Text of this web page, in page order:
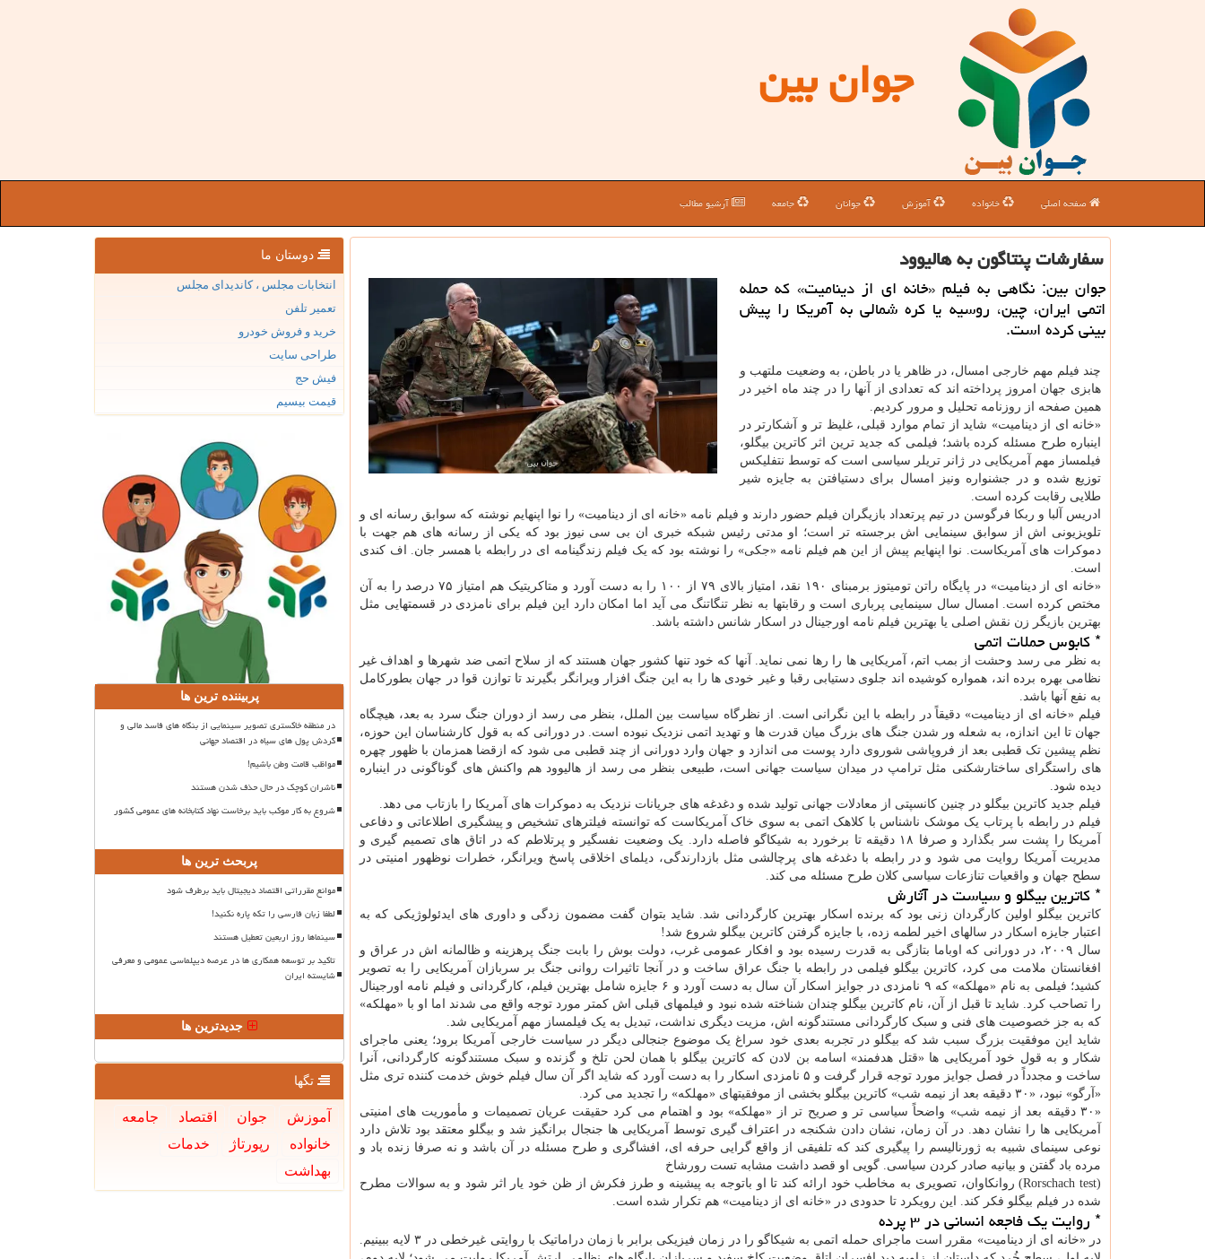
جوان بین
صفحه اصلی خانواده آموزش جوانان جامعه آرشیو مطالب
سفارشات پنتاگون به هالیوود
جوان بین: نگاهی به فیلم «خانه ای از دینامیت» که حمله
اتمی ایران، چین، روسیه یا کره شمالی به آمریکا را پیش
بینی کرده است.
چند فیلم مهم خارجی امسال، در ظاهر یا در باطن، به وضعیت ملتهب و
هابزی جهان امروز پرداخته اند که تعدادی از آنها را در چند ماه اخیر در
همین صفحه از روزنامه تحلیل و مرور کردیم.
«خانه ای از دینامیت» شاید از تمام موارد قبلی، غلیظ تر و آشکارتر در
اینباره طرح مسئله کرده باشد؛ فیلمی که جدید ترین اثر کاترین بیگلو،
فیلمساز مهم آمریکایی در ژانر تریلر سیاسی است که توسط نتفلیکس
توزیع شده و در جشنواره ونیز امسال برای دستیافتن به جایزه شیر
طلایی رقابت کرده است.
ادریس آلبا و ربکا فرگوسن در تیم پرتعداد بازیگران فیلم حضور دارند و فیلم نامه «خانه ای از دینامیت» را نوا اپنهایم نوشته که سوابق رسانه ای و
تلویزیونی اش از سوابق سینمایی اش برجسته تر است؛ او مدتی رئیس شبکه خبری ان بی سی نیوز بود که یکی از رسانه های هم جهت با
دموکرات های آمریکاست. نوا اپنهایم پیش از این هم فیلم نامه «جکی» را نوشته بود که یک فیلم زندگینامه ای در رابطه با همسر جان. اف کندی
است.
«خانه ای از دینامیت» در پایگاه راتن تومیتوز برمبنای ۱۹۰ نقد، امتیاز بالای ۷۹ از ۱۰۰ را به دست آورد و متاکریتیک هم امتیاز ۷۵ درصد را به آن
مختص کرده است. امسال سال سینمایی پرباری است و رقابتها به نظر تنگاتنگ می آید اما امکان دارد این فیلم برای نامزدی در قسمتهایی مثل
بهترین بازیگر زن نقش اصلی یا بهترین فیلم نامه اورجینال در اسکار شانس داشته باشد.
* کابوس حملات اتمی
به نظر می رسد وحشت از بمب اتم، آمریکایی ها را رها نمی نماید. آنها که خود تنها کشور جهان هستند که از سلاح اتمی ضد شهرها و اهداف غیر
نظامی بهره برده اند، همواره کوشیده اند جلوی دستیابی رقبا و غیر خودی ها را به این جنگ افزار ویرانگر بگیرند تا توازن قوا در جهان بطورکامل
به نفع آنها باشد.
فیلم «خانه ای از دینامیت» دقیقاً در رابطه با این نگرانی است. از نظرگاه سیاست بین الملل، بنظر می رسد از دوران جنگ سرد به بعد، هیچگاه
جهان تا این اندازه، به شعله ور شدن جنگ های بزرگ میان قدرت ها و تهدید اتمی نزدیک نبوده است. در دورانی که به قول کارشناسان این حوزه،
نظم پیشین تک قطبی بعد از فروپاشی شوروی دارد پوست می اندازد و جهان وارد دورانی از چند قطبی می شود که ازقضا همزمان با ظهور چهره
های راستگرای ساختارشکنی مثل ترامپ در میدان سیاست جهانی است، طبیعی بنظر می رسد از هالیوود هم واکنش های گوناگونی در اینباره
دیده شود.
فیلم جدید کاترین بیگلو در چنین کانسپتی از معادلات جهانی تولید شده و دغدغه های جریانات نزدیک به دموکرات های آمریکا را بازتاب می دهد.
فیلم در رابطه با پرتاب یک موشک ناشناس با کلاهک اتمی به سوی خاک آمریکاست که توانسته فیلترهای تشخیص و پیشگیری اطلاعاتی و دفاعی
آمریکا را پشت سر بگذارد و صرفا ۱۸ دقیقه تا برخورد به شیکاگو فاصله دارد. یک وضعیت نفسگیر و پرتلاطم که در اتاق های تصمیم گیری و
مدیریت آمریکا روایت می شود و در رابطه با دغدغه های پرچالشی مثل بازدارندگی، دیلمای اخلاقی پاسخ ویرانگر، خطرات نوظهور امنیتی در
سطح جهان و واقعیات تنازعات سیاسی کلان طرح مسئله می کند.
* کاترین بیگلو و سیاست در آثارش
کاترین بیگلو اولین کارگردان زنی بود که برنده اسکار بهترین کارگردانی شد. شاید بتوان گفت مضمون زدگی و داوری های ایدئولوژیکی که به
اعتبار جایزه اسکار در سالهای اخیر لطمه زده، با جایزه گرفتن کاترین بیگلو شروع شد!
سال ۲۰۰۹، در دورانی که اوباما بتازگی به قدرت رسیده بود و افکار عمومی غرب، دولت بوش را بابت جنگ پرهزینه و ظالمانه اش در عراق و
افغانستان ملامت می کرد، کاترین بیگلو فیلمی در رابطه با جنگ عراق ساخت و در آنجا تاثیرات روانی جنگ بر سربازان آمریکایی را به تصویر
کشید؛ فیلمی به نام «مهلکه» که ۹ نامزدی در جوایز اسکار آن سال به دست آورد و ۶ جایزه شامل بهترین فیلم، کارگردانی و فیلم نامه اورجینال
را تصاحب کرد. شاید تا قبل از آن، نام کاترین بیگلو چندان شناخته شده نبود و فیلمهای قبلی اش کمتر مورد توجه واقع می شدند اما او با «مهلکه»
که به جز خصوصیت های فنی و سبک کارگردانی مستندگونه اش، مزیت دیگری نداشت، تبدیل به یک فیلمساز مهم آمریکایی شد.
شاید این موفقیت بزرگ سبب شد که بیگلو در تجربه بعدی خود سراغ یک موضوع جنجالی دیگر در سیاست خارجی آمریکا برود؛ یعنی ماجرای
شکار و به قول خود آمریکایی ها «قتل هدفمند» اسامه بن لادن که کاترین بیگلو با همان لحن تلخ و گزنده و سبک مستندگونه کارگردانی، آنرا
ساخت و مجدداً در فصل جوایز مورد توجه قرار گرفت و ۵ نامزدی اسکار را به دست آورد که شاید اگر آن سال فیلم خوش خدمت کننده تری مثل
«آرگو» نبود، «۳۰ دقیقه بعد از نیمه شب» کاترین بیگلو بخشی از موفقیتهای «مهلکه» را تجدید می کرد.
«۳۰ دقیقه بعد از نیمه شب» واضحاً سیاسی تر و صریح تر از «مهلکه» بود و اهتمام می کرد حقیقت عریان تصمیمات و مأموریت های امنیتی
آمریکایی ها را نشان دهد. در آن زمان، نشان دادن شکنجه در اعتراف گیری توسط آمریکایی ها جنجال برانگیز شد و بیگلو معتقد بود تلاش دارد
نوعی سینمای شبیه به ژورنالیسم را پیگیری کند که تلفیقی از واقع گرایی حرفه ای، افشاگری و طرح مسئله در آن باشد و نه صرفا زنده باد و
مرده باد گفتن و بیانیه صادر کردن سیاسی. گویی او قصد داشت مشابه تست رورشاخ
(Rorschach test) روانکاوان، تصویری به مخاطب خود ارائه کند تا او باتوجه به پیشینه و طرز فکرش از ظن خود یار اثر شود و به سوالات مطرح
شده در فیلم بیگلو فکر کند. این رویکرد تا حدودی در «خانه ای از دینامیت» هم تکرار شده است.
* روایت یک فاجعه انسانی در ۳ پرده
در «خانه ای از دینامیت» مقرر است ماجرای حمله اتمی به شیکاگو را در زمان فیزیکی برابر با زمان دراماتیک با روایتی غیرخطی در ۳ لایه ببینیم.
دوستان ما
انتخابات مجلس ، کاندیدای مجلس
تعمیر تلفن
خرید و فروش خودرو
طراحی سایت
فیش حج
قیمت بیسیم
پربیننده ترین ها
در منطقه خاکستری تصویر سینمایی از بنگاه های فاسد مالی و
گردش پول های سیاه در اقتصاد جهانی
مواظب قامت وطن باشیم!
ناشران کوچک در حال حذف شدن هستند
شروع به کار موکب باید برخاست نهاد کتابخانه های عمومی کشور
پربحث ترین ها
موانع مقرراتی اقتصاد دیجیتال باید برطرف شود
لطفا زبان فارسی را تکه پاره نکنید!
سینماها روز اربعین تعطیل هستند
تاکید بر توسعه همکاری ها در عرصه دیپلماسی عمومی و معرفی
شایسته ایران
جدیدترین ها
تگها
آموزش جوان اقتصاد
جامعه
خانواده
رپورتاژ
خدمات
بهداشت